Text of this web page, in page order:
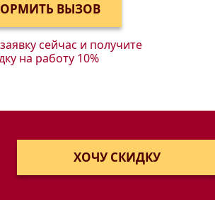
сейчас и получите
на работу 10%